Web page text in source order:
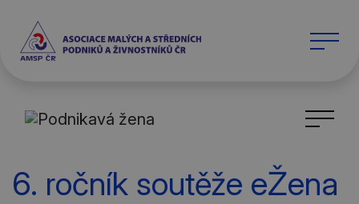
6. ročník soutěže eŽena